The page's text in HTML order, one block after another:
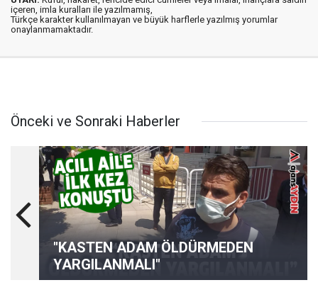
içeren, imla kuralları ile yazılmamış,
Türkçe karakter kullanılmayan ve büyük harflerle yazılmış yorumlar
onaylanmamaktadır.
Önceki ve Sonraki Haberler
"KASTEN ADAM ÖLDÜRMEDEN
YARGILANMALI"